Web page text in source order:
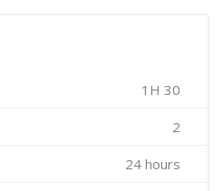
1H 30
2
24 hours